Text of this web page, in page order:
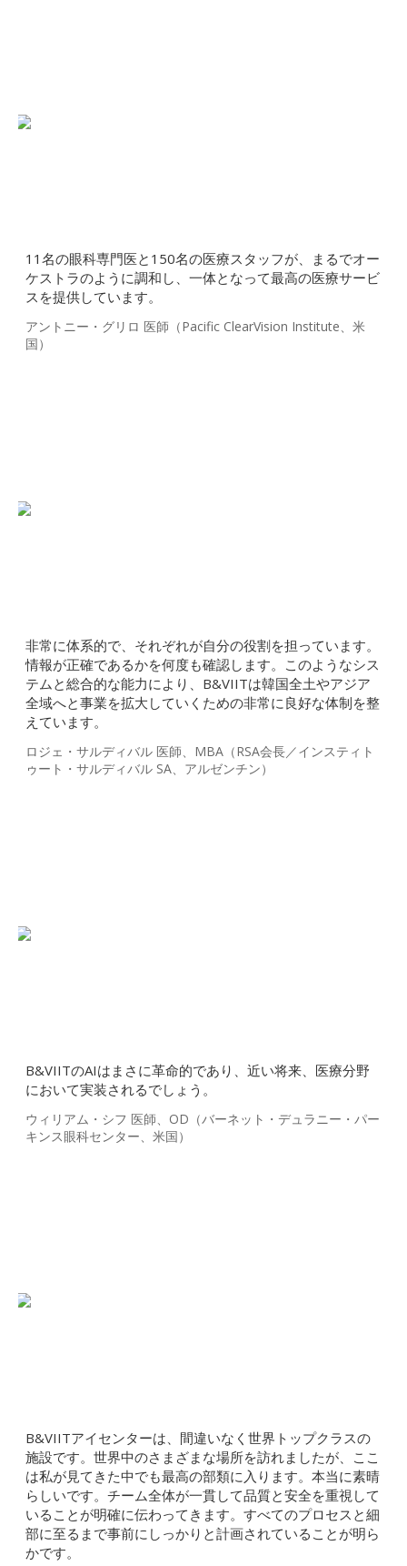
11名の眼科専門医と150名の医療スタッフが、まるでオー
ケストラのように調和し、一体となって最高の医療サービ
スを提供しています。
アントニー・グリロ 医師（Pacific ClearVision Institute、米
国）
非常に体系的で、それぞれが自分の役割を担っています。
情報が正確であるかを何度も確認します。このようなシス
テムと総合的な能力により、B&VIITは韓国全土やアジア
全域へと事業を拡大していくための非常に良好な体制を整
えています。
ロジェ・サルディバル 医師、MBA（RSA会長／インスティト
ゥート・サルディバル SA、アルゼンチン）
B&VIITのAIはまさに革命的であり、近い将来、医療分野
において実装されるでしょう。
ウィリアム・シフ 医師、OD（バーネット・デュラニー・パー
キンス眼科センター、米国）
B&VIITアイセンターは、間違いなく世界トップクラスの
施設です。世界中のさまざまな場所を訪れましたが、ここ
は私が見てきた中でも最高の部類に入ります。本当に素晴
らしいです。チーム全体が一貫して品質と安全を重視して
いることが明確に伝わってきます。すべてのプロセスと細
部に至るまで事前にしっかりと計画されていることが明ら
かです。